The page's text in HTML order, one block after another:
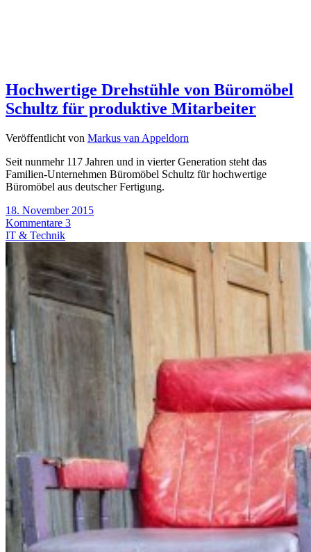
Hochwertige Drehstühle von Büromöbel
Schultz für produktive Mitarbeiter
Veröffentlicht von Markus van Appeldorn
Seit nunmehr 117 Jahren und in vierter Generation steht das
Familien-Unternehmen Büromöbel Schultz für hochwertige
Büromöbel aus deutscher Fertigung.
18. November 2015
Kommentare 3
IT & Technik